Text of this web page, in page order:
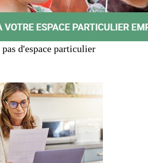
pas d'espace particulier